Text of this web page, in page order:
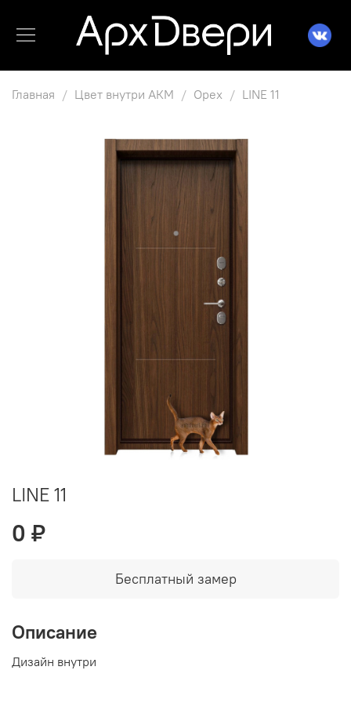
Главная Цвет внутри АКМ Орех LINE 11
LINE 11
0 ₽
Бесплатный замер
Описание
Дизайн внутри